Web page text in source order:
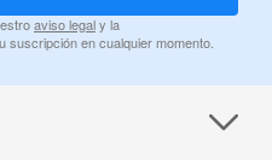
aviso legaly la
suscripción en cualquier momento.